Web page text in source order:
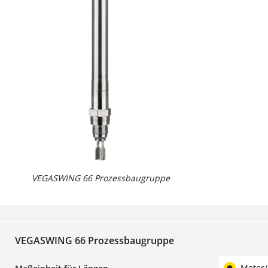
VEGASWING 66 Prozessbaugruppe
VEGASWING 66 Prozessbaugruppe